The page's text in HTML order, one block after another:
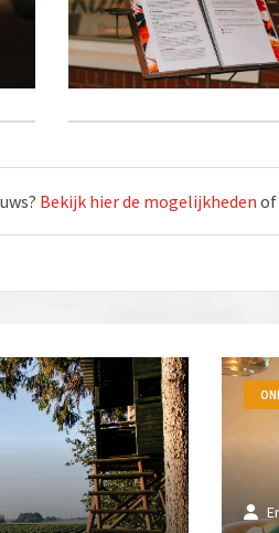
Bekijk hier de mogelijkheden of